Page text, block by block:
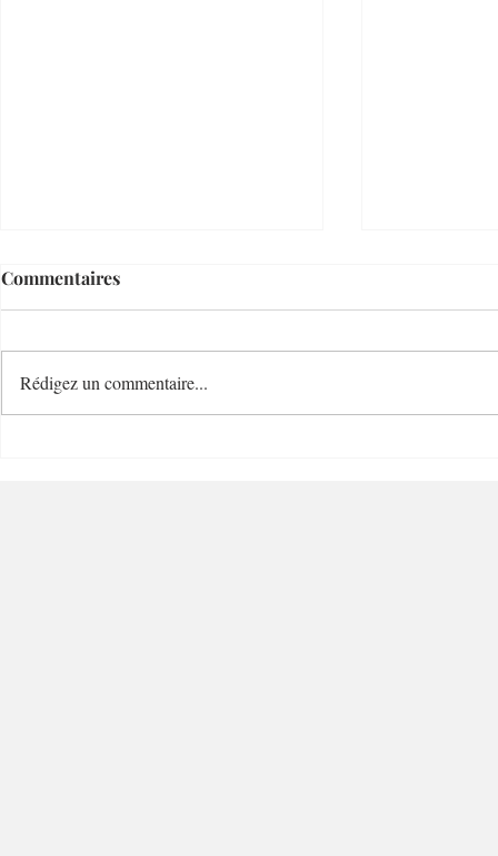
Commentaires
Rédigez un commentaire...